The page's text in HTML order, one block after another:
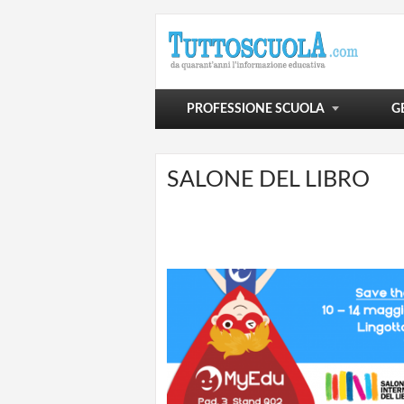
PROFESSIONE SCUOLA
POLITICA SCOLASTICA
VIVERE LA SCUOLA
SCUOLA E OLTRE
SALONE DEL LIBRO